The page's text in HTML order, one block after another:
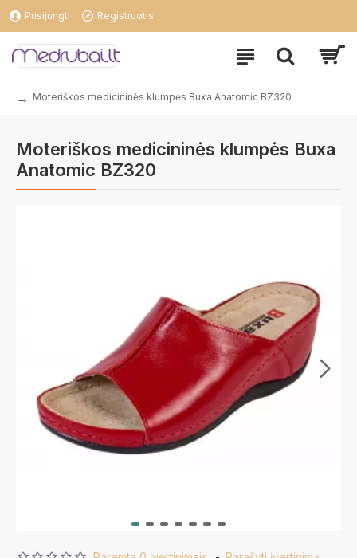
Prisijungti Registruotis
Moteriškos medicininės klumpės Buxa Anatomic BZ320
Moteriškos medicininės klumpės Buxa
Anatomic BZ320